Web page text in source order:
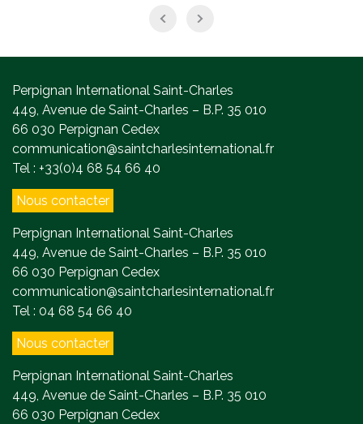
Perpignan International Saint-Charles
449, Avenue de Saint-Charles – B.P. 35 010
66 030 Perpignan Cedex
communication@saintcharlesinternational.fr
Tel : +33(0)4 68 54 66 40
Nous contacter
Perpignan International Saint-Charles
449, Avenue de Saint-Charles – B.P. 35 010
66 030 Perpignan Cedex
communication@saintcharlesinternational.fr
Tel : 04 68 54 66 40
Nous contacter
Perpignan International Saint-Charles
449, Avenue de Saint-Charles – B.P. 35 010
66 030 Perpignan Cedex